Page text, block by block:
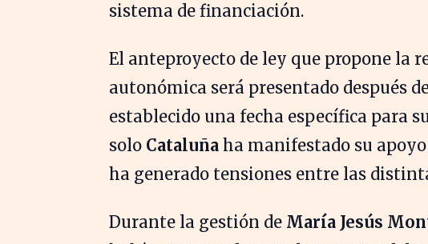
sistema de financiación.
El anteproyecto de ley que propone la
autonómica será presentado después
establecido una fecha específica para
solo Cataluña ha manifestado su
ha generado tensiones entre las
Durante la gestión de María Jesús